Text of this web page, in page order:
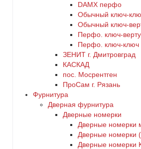
DАMX перфо
Oбычный ключ-
Обычный ключ-
Перфо. ключ-
Перфо. ключ-ключ
ЗЕНИТ г. Дмитровград
КАСКАД
пос. Мосрентген
ПроСам г. Рязань
Фурнитура
Дверная фурнитура
Дверные номерки
Дверные номерки
Дверные номерки
Дверные номерки